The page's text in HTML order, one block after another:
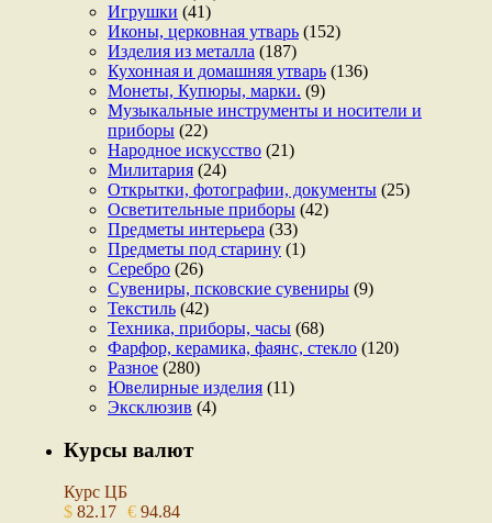
Игрушки (41)
Иконы, церковная утварь (152)
Изделия из металла (187)
Кухонная и домашняя утварь (136)
Монеты, Купюры, марки. (9)
Музыкальные инструменты и носители и
приборы (22)
Народное искусство (21)
Милитария (24)
Открытки, фотографии, документы (25)
Осветительные приборы (42)
Предметы интерьера (33)
Предметы под старину (1)
Серебро (26)
Сувениры, псковские сувениры (9)
Текстиль (42)
Техника, приборы, часы (68)
Фарфор, керамика, фаянс, стекло (120)
Разное (280)
Ювелирные изделия (11)
Эксклюзив (4)
Курсы валют
Курс ЦБ
$ 82.17 € 94.84